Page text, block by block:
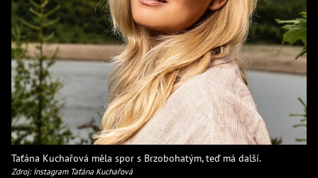
Taťána Kuchařová měla spor s Brzobohatým, teď má další.
Zdroj: Instagram Taťána Kuchařová